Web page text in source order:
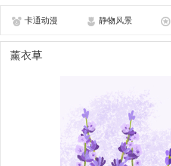
卡通动漫 静物风景
薰衣草